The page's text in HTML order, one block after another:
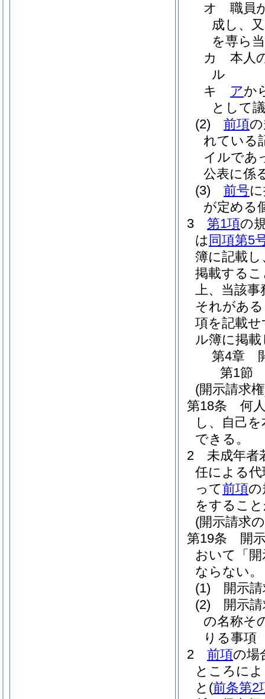
オ
職員
成し、
を専ら
カ
本人
ル
キ
アか
として
(2)
前項
れている
イルであ
公表に係
(3)
前号
が定める
3
第1項の
は 同項第5
簿に記載
掲載する
上、当該
それがあ
項を記載
ル簿に掲
第4章
第1節
(開示請求
第18条
何
し、自己
できる。
2
未成年者
任による代
って前項の
をするこ
(開示請求
第19条
開
おいて「
ならない。
(1)
開示
(2)
開示
の名称そ
りる事項
2
前項の場
ところに
と (前条第2